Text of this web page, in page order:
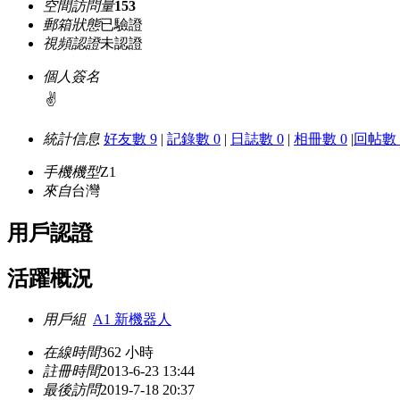
空間訪問量153
郵箱狀態已驗證
視頻認證未認證
個人簽名
✌
統計信息 好友數 9 | 記錄數 0 | 日誌數 0 | 相冊數 0 |回帖數
手機機型Z1
來自台灣
用戶認證
活躍概況
用戶組 A1 新機器人
在線時間362 小時
註冊時間2013-6-23 13:44
最後訪問2019-7-18 20:37